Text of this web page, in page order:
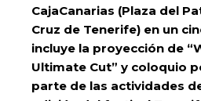
CajaCanarias (Plaza del
Cruz de Tenerife) en un
incluye la proyección de
Ultimate Cut” y coloquio
parte de las actividades